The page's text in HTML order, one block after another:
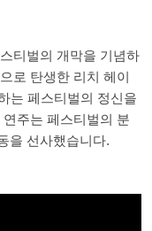
티벌의 개막을 기념하
로 탄생한 리치 헤이
는 페스티벌의 정신을
주는 페스티벌의 분
을 선사했습니다.